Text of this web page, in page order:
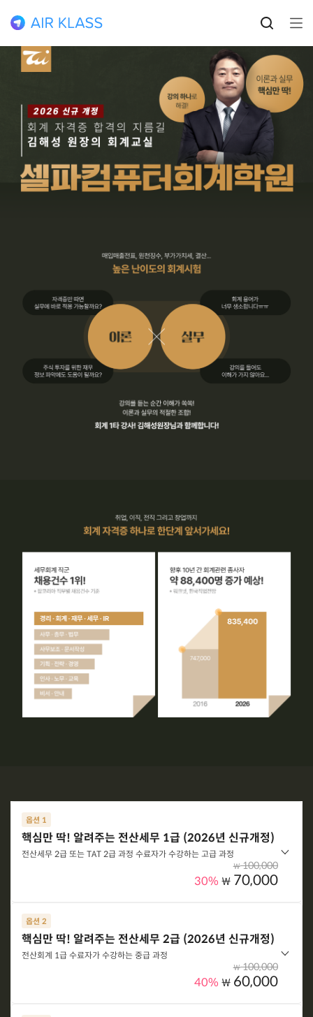
옵션 1
핵심만 딱! 알려주는 전산세무 1급 (2026년 신규개정)
전산세무 2급 또는 TAT 2급 과정 수료자가 수강하는 고급 과정
₩100,000
30% ₩70,000
옵션 구성
전산세무 1급 이론+실무+기출풀이를 한 번에!
옵션 선택하기
옵션 2
핵심만 딱! 알려주는 전산세무 2급 (2026년 신규개정)
전산회계 1급 수료자가 수강하는 중급 과정
₩100,000
40% ₩60,000